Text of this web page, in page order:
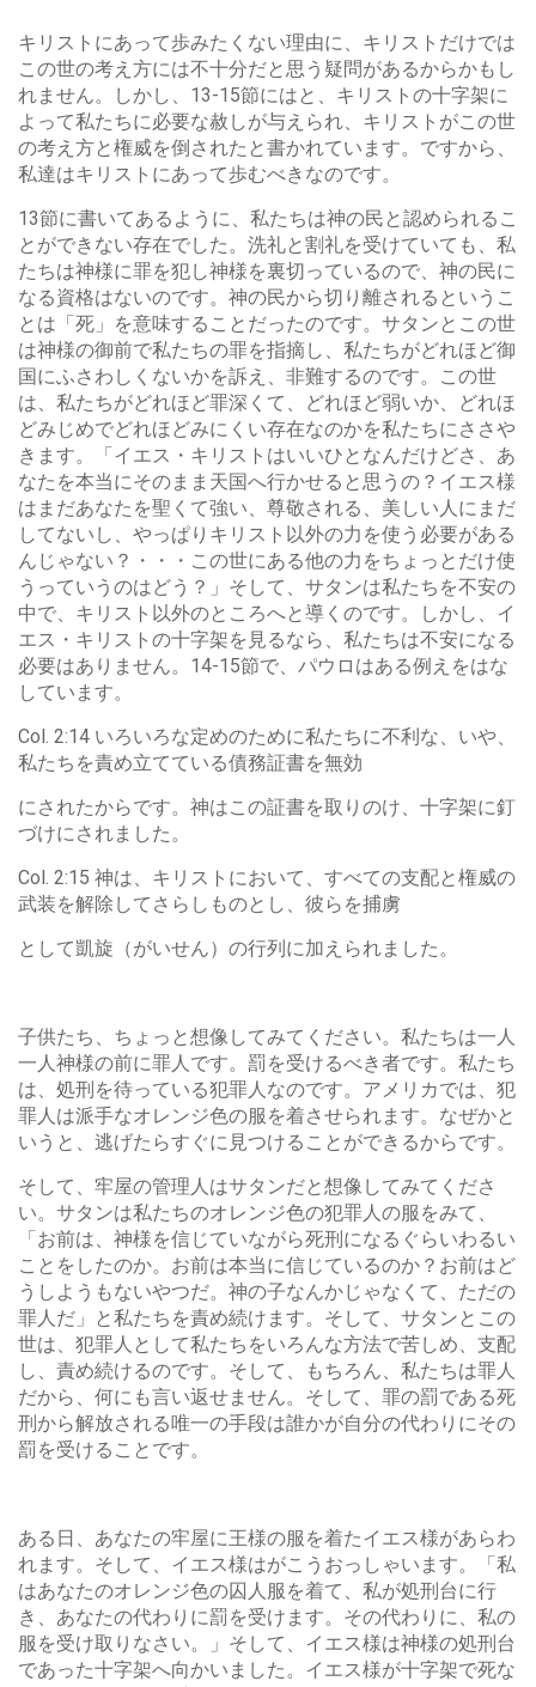
キリストにあって歩みたくない理由に、キリストだけでは
この世の考え方には不十分だと思う疑問があるからかもし
れません。しかし、13-15節にはと、キリストの十字架に
よって私たちに必要な赦しが与えられ、キリストがこの世
の考え方と権威を倒されたと書かれています。ですから、
私達はキリストにあって歩むべきなのです。
13節に書いてあるように、私たちは神の民と認められるこ
とができない存在でした。洗礼と割礼を受けていても、私
たちは神様に罪を犯し神様を裏切っているので、神の民に
なる資格はないのです。神の民から切り離されるというこ
とは「死」を意味することだったのです。サタンとこの世
は神様の御前で私たちの罪を指摘し、私たちがどれほど御
国にふさわしくないかを訴え、非難するのです。この世
は、私たちがどれほど罪深くて、どれほど弱いか、どれほ
どみじめでどれほどみにくい存在なのかを私たちにささや
きます。「イエス・キリストはいいひとなんだけどさ、あ
なたを本当にそのまま天国へ行かせると思うの？イエス様
はまだあなたを聖くて強い、尊敬される、美しい人にまだ
してないし、やっぱりキリスト以外の力を使う必要がある
んじゃない？・・・この世にある他の力をちょっとだけ使
うっていうのはどう？」そして、サタンは私たちを不安の
中で、キリスト以外のところへと導くのです。しかし、イ
エス・キリストの十字架を見るなら、私たちは不安になる
必要はありません。14-15節で、パウロはある例えをはな
しています。
Col. 2:14 いろいろな定めのために私たちに不利な、いや、
私たちを責め立てている債務証書を無効
にされたからです。神はこの証書を取りのけ、十字架に釘
づけにされました。
Col. 2:15 神は、キリストにおいて、すべての支配と権威の
武装を解除してさらしものとし、彼らを捕虜
として凱旋（がいせん）の行列に加えられました。
子供たち、ちょっと想像してみてください。私たちは一人
一人神様の前に罪人です。罰を受けるべき者です。私たち
は、処刑を待っている犯罪人なのです。アメリカでは、犯
罪人は派手なオレンジ色の服を着させられます。なぜかと
いうと、逃げたらすぐに見つけることができるからです。
そして、牢屋の管理人はサタンだと想像してみてくださ
い。サタンは私たちのオレンジ色の犯罪人の服をみて、
「お前は、神様を信じていながら死刑になるぐらいわるい
ことをしたのか。お前は本当に信じているのか？お前はど
うしようもないやつだ。神の子なんかじゃなくて、ただの
罪人だ」と私たちを責め続けます。そして、サタンとこの
世は、犯罪人として私たちをいろんな方法で苦しめ、支配
し、責め続けるのです。そして、もちろん、私たちは罪人
だから、何にも言い返せません。そして、罪の罰である死
刑から解放される唯一の手段は誰かが自分の代わりにその
罰を受けることです。
ある日、あなたの牢屋に王様の服を着たイエス様があらわ
れます。そして、イエス様はがこうおっしゃいます。「私
はあなたのオレンジ色の囚人服を着て、私が処刑台に行
き、あなたの代わりに罰を受けます。その代わりに、私の
服を受け取りなさい。」そして、イエス様は神様の処刑台
であった十字架へ向かいました。イエス様が十字架で死な